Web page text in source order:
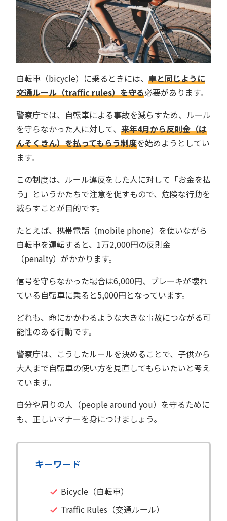
自転車（bicycle）に乗るときには、 車と同じように
交通ルール（traffic rules）を守る必要があります。
警察庁では、自転車による事故を減らすため、ルール
を守らなかった人に対して、 来年4月から反則金（は
んそくきん）を払ってもらう制度を始めようとしてい
ます。
この制度は、ルール違反をした人に対して「お金を払
う」というかたちで注意を促すもので、危険な行動を
減らすことが目的です。
たとえば、携帯電話（mobile phone）を使いながら
自転車を運転すると、1万2,000円の反則金
（penalty）がかかります。
信号を守らなかった場合は6,000円、ブレーキが壊れ
ている自転車に乗ると5,000円となっています。
どれも、命にかかわるような大きな事故につながる可
能性のある行動です。
警察庁は、こうしたルールを決めることで、子供から
大人まで自転車の使い方を見直してもらいたいと考え
ています。
自分や周りの人（people around you）を守るために
も、正しいマナーを身につけましょう。
キーワード
Bicycle（自転車）
Traffic Rules（交通ルール）